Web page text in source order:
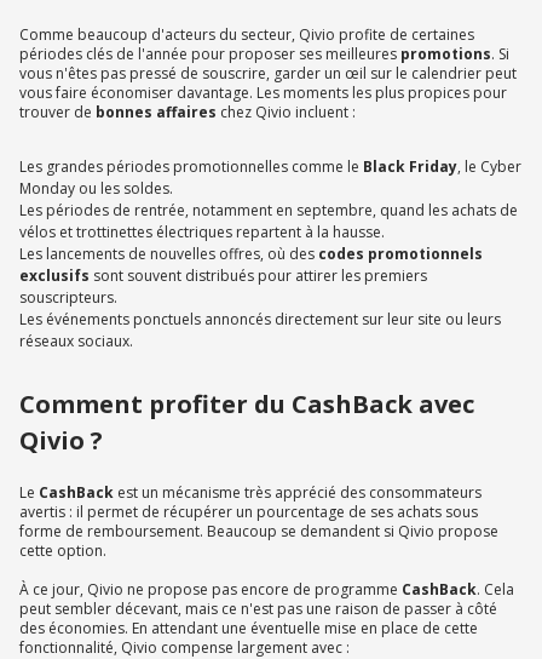
Comme beaucoup d'acteurs du secteur, Qivio profite de certaines
périodes clés de l'année pour proposer ses meilleures promotions. Si
vous n'êtes pas pressé de souscrire, garder un œil sur le calendrier peut
vous faire économiser davantage. Les moments les plus propices pour
trouver de bonnes affaires chez Qivio incluent :
Les grandes périodes promotionnelles comme le Black Friday, le Cyber
Monday ou les soldes.
Les périodes de rentrée, notamment en septembre, quand les achats de
vélos et trottinettes électriques repartent à la hausse.
Les lancements de nouvelles offres, où des codes promotionnels
exclusifs sont souvent distribués pour attirer les premiers
souscripteurs.
Les événements ponctuels annoncés directement sur leur site ou leurs
réseaux sociaux.
Comment profiter du CashBack avec
Qivio ?
Le CashBack est un mécanisme très apprécié des consommateurs
avertis : il permet de récupérer un pourcentage de ses achats sous
forme de remboursement. Beaucoup se demandent si Qivio propose
cette option.
À ce jour, Qivio ne propose pas encore de programme CashBack. Cela
peut sembler décevant, mais ce n'est pas une raison de passer à côté
des économies. En attendant une éventuelle mise en place de cette
fonctionnalité, Qivio compense largement avec :